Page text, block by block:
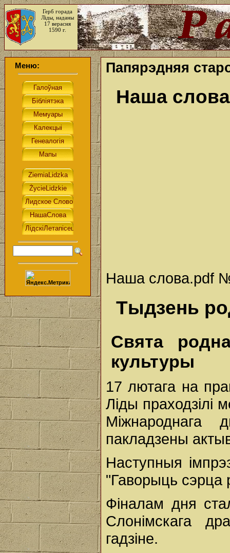
Герб горада
Ліды, наданы
17 верасня
1590 г.
Меню: Папярэдняя
Наша
Наша слова.pdf
Тыдзень
Свята
культуры
17 лютага на
Ліды праходзілі
пакладзены
Наступныя
"Гаворыць сэрца
Фіналам дня
Слонімскага
гадзіне.